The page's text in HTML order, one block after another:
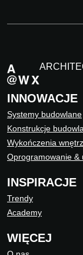
INNOWACJE
Systemy budowlane
Konstrukcje
Wykończenia wnętrz
Oprogramowanie &
INSPIRACJE
Trendy
Academy
WIĘCEJ